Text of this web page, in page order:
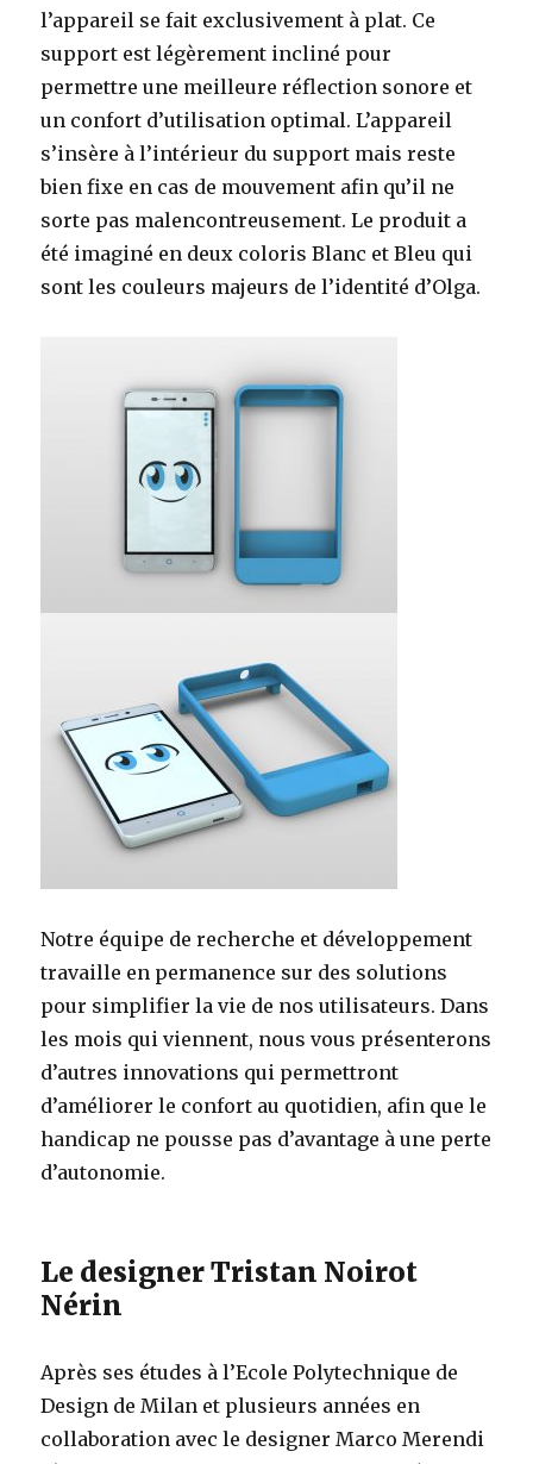
l’appareil se fait exclusivement à plat. Ce
support est légèrement incliné pour
permettre une meilleure réflection sonore et
un confort d’utilisation optimal. L’appareil
s’insère à l’intérieur du support mais reste
bien fixe en cas de mouvement afin qu’il ne
sorte pas malencontreusement. Le produit a
été imaginé en deux coloris Blanc et Bleu qui
sont les couleurs majeurs de l’identité d’Olga.
Notre équipe de recherche et développement
travaille en permanence sur des solutions
pour simplifier la vie de nos utilisateurs. Dans
les mois qui viennent, nous vous présenterons
d’autres innovations qui permettront
d’améliorer le confort au quotidien, afin que le
handicap ne pousse pas d’avantage à une perte
d’autonomie.
Le designer Tristan Noirot
Nérin
Après ses études à l’Ecole Polytechnique de
Design de Milan et plusieurs années en
collaboration avec le designer Marco Merendi